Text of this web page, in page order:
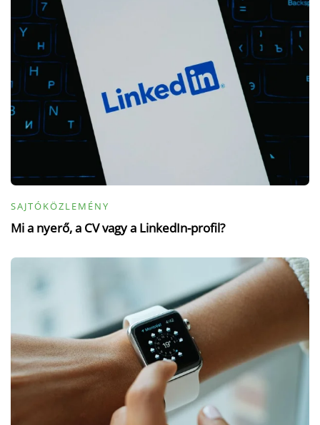
SAJTÓKÖZLEMÉNY
Mi a nyerő, a CV vagy a LinkedIn-profil?